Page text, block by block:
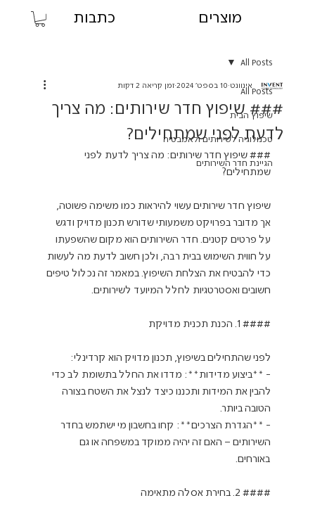
מוצרים כתבות
All Posts
שיפוץ הבית
טכנולוגיה לשירותים ולאמבטיה
הגיינת חדר השירותים
All Posts
### שיפוץ חדר שירותים: מה צריך
לדעת לפני שמתחילים?
אינוונט 10 בספט׳ 2024 זמן קריאה 2 דקות
### שיפוץ חדר שירותים: מה צריך לדעת לפני
שיפוץ חדר שירותים עשוי להיראות כמו משימה פשוטה,
אך מדובר בפרויקט משמעותי שדורש תכנון מדויק ודגש
על פרטים קטנים. חדר השירותים הוא מקום שהשפעתו
על חווית השימוש בבית רבה, ולכן חשוב לדעת מה לעשות
כדי להבטיח את הצלחת השיפוץ. במאמר זה נכלול טיפים
חשובים ואסטרטגיות לחלל המיועד לשירותים.
- **ביצוע מדידות**: מדדו את החלל בתשומת לב כדי
להבין את המידות ותכננו כיצד לנצל את השטח בצורה
הטובה ביותר.
- **הגדרת הצרכים**: קחו בחשבון מי ישתמש בחדר
השירותים – האם זה יהיה ממוקד במשפחה או גם
#### 2. בחירת אסלה מתאימה